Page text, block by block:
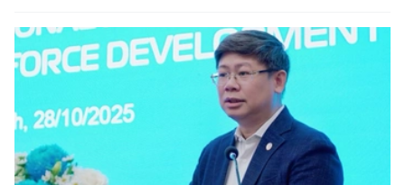
Tiêu chuẩn, đo lường, chất lượng
Năng lượng nguyên tử
Tin tổng hợp
Tin địa phương
Chuyển đổi số
Bưu chính, Viễn thông
Sở hữu trí tuệ
Khác
Infographic
Ảnh